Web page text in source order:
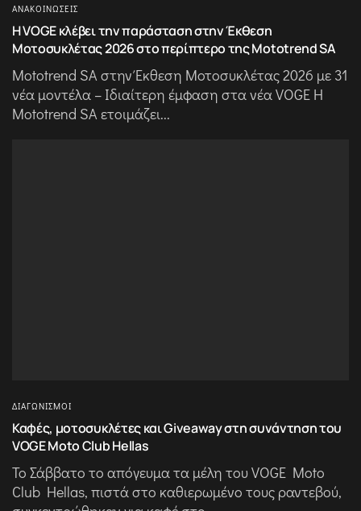
ΑΝΑΚΟΙΝΏΣΕΙΣ
Η VOGE κλέβει την παράσταση στην Έκθεση
Μοτοσυκλέτας 2026 στο περίπτερο της Mototrend SA
Mototrend SA στην Έκθεση Μοτοσυκλέτας 2026 με 31
νέα μοντέλα – Ιδιαίτερη έμφαση στα νέα VOGE Η
Mototrend SA ετοιμάζει...
ΔΙΑΓΩΝΙΣΜΟΊ
Καφές, μοτοσυκλέτες και Giveaway στη συνάντηση του
VOGE Moto Club Hellas
Το Σάββατο το απόγευμα τα μέλη του VOGE Moto
Club Hellas, πιστά στο καθιερωμένο τους ραντεβού,